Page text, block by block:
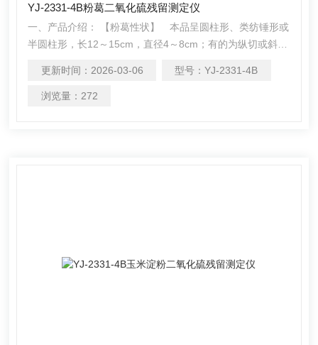
YJ-2331-4B粉葛二氧化硫残留测定仪
一、产品介绍： 【粉葛性状】 本品呈圆柱形、类纺锤形或
半圆柱形，长12～15cm，直径4～8cm；有的为纵切或斜切
棕色。体重，质硬，富粉性，横切面可见由纤维形成的浅棕
色同心性环纹，纵切面可见由纤维形成的数条纵纹。气微，
更新时间： 2026-03-06 型号：YJ-2331-4B
浏览量： 272